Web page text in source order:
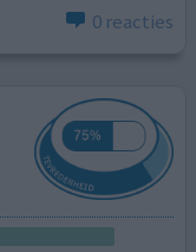
0 reacties